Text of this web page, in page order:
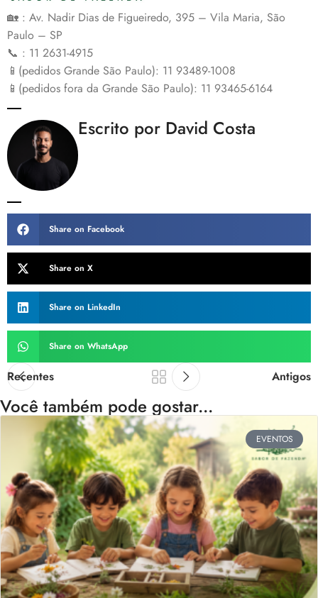
🏡 : Av. Nadir Dias de Figueiredo, 395 – Vila Maria, São
Paulo – SP
📞 : 11 2631-4915
📱(pedidos Grande São Paulo): 11 93489-1008
📱(pedidos fora da Grande São Paulo): 11 93465-6164
Escrito por David Costa
Share on Facebook
Share on X
Share on LinkedIn
Share on WhatsApp
Recentes Antigos
Você também pode gostar...
EVENTOS